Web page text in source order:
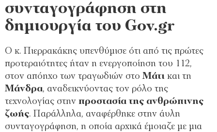
συνταγογράφηση στη
δημιουργία του Gov.gr
Ο κ. Πιερρακάκης υπενθύμισε ότι από τις πρώτες
προτεραιότητες ήταν η ενεργοποίηση του 112,
στον απόηχο των τραγωδιών στο Μάτι και τη
Μάνδρα, αναδεικνύοντας τον ρόλο της
τεχνολογίας στην προστασία της ανθρώπινης
ζωής. Παράλληλα, αναφέρθηκε στην άυλη
συνταγογράφηση, η οποία αρχικά έμοιαζε με μια